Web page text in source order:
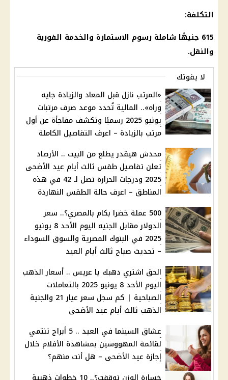
التكلفة:
615 جنيهًا شاملة
رسوم الاستمارة والخدمة الفورية
والنقل.
لا يفوتك
«المرتب نازل قبل المعاد والزيادة جايه
وراه».. المالية تُحدد موعد صرف مرتبات
يونيو 2025 رسميًا وتكشف مفاجأة عن أول
مرتب بالزيادة – اعرف التفاصيل الكاملة
محدش هيقدر يطلع من البيت .. الأرصاد
تعلن تفاصيل طقس ثالث أيام عيد الأضحى
2025 ودرجات الحرارة تصل لـ 42 في هذه
المناطق – اعرف حالة الطقس النهاردة
500 عملة خضرا بكام بالمصري؟.. سعر
الدولار مقابل الجنيه اليوم الأحد 8 يونيو
2025 في البنوك المصرية والسوق السوداء
– تحديث صباح ثالث أيام العيد
الحق اشتري دهبك يا عريس .. أسعار الذهب
اليوم الأحد 8 يونيو 2025 بالتعاملات
الصباحية | كم سجل سعر عيار 21 والجنية
الذهب ثالث أيام عيد الأضحى
عشاق السينما في العيد .. 5 أبراج تنتمي
لقائمة المهووسين بمشاهدة الأفلام خلال
إجازة عيد الأضحى – هل أنت منهم؟